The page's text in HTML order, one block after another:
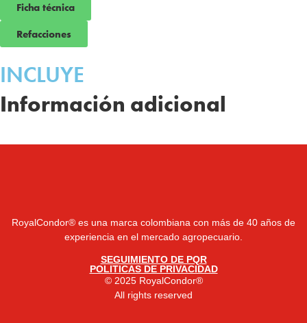
Ficha técnica
Refacciones
INCLUYE
Información adicional
RoyalCondor® es una marca colombiana con más de 40 años de
experiencia en el mercado agropecuario.
SEGUIMIENTO DE PQR
POLITICAS DE PRIVACIDAD
© 2025 RoyalCondor®
All rights reserved